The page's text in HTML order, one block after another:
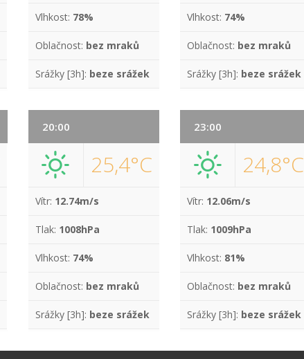
Vlhkost: 78%
Oblačnost: bez mraků
Srážky [3h]: beze srážek
Vlhkost: 74%
Oblačnost: bez mraků
Srážky [3h]: beze srážek
20:00
25,4°C
Vítr: 12.74m/s
Tlak: 1008hPa
Vlhkost: 74%
Oblačnost: bez mraků
Srážky [3h]: beze srážek
23:00
24,8°C
Vítr: 12.06m/s
Tlak: 1009hPa
Vlhkost: 81%
Oblačnost: bez mraků
Srážky [3h]: beze srážek